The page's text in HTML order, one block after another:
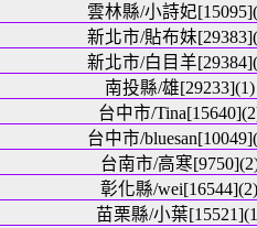
雲林縣/小詩妃
新北市/貼布妹
新北市/白目羊
南投縣/雄[29233](1)
台中市/
台中市/
台南市/高寒
彰化縣/wei[16544](2)
苗栗縣/小葉